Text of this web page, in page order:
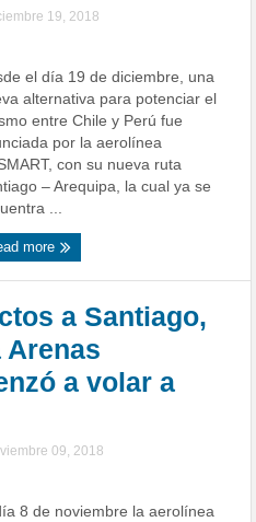
19, 2018
el día 19 de diciembre, una
alternativa para potenciar el
entre Chile y Perú fue
por la aerolínea
con su nueva ruta
– Arequipa, la cual ya se
...
more
a Santiago,
Arenas
a volar a
09, 2018
8 de noviembre la aerolínea